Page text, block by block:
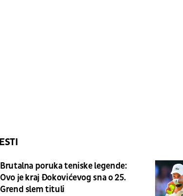
Brutalna poruka teniske legende:
Ovo je kraj Đokovićevog sna o 25.
Grend slem tituli